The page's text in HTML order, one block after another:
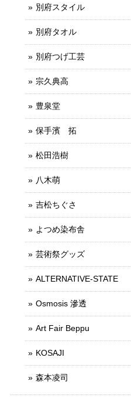
別府スタイル
別府タオル
別府つげ工芸
宗久典高
豊泉堂
保手濱 拓
松田浩樹
八木萌
吉松ちぐさ
よつめ染布舎
芸術祭グッズ
ALTERNATIVE-STATE
Osmosis 滲透
Art Fair Beppu
KOSAJI
森本凌司